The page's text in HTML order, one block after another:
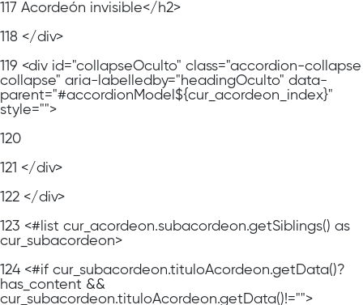
117 Acordeón invisible</h2>
118 </div>
119 <div id="collapseOculto" class="accordion-collapse
collapse" aria-labelledby="headingOculto" data-
parent="#accordionModel${cur_acordeon_index}"
style="">
120
121 </div>
122 </div>
123 <#list cur_acordeon.subacordeon.getSiblings() as
cur_subacordeon>
124 <#if cur_subacordeon.tituloAcordeon.getData()?
has_content &&
cur_subacordeon.tituloAcordeon.getData()!="">